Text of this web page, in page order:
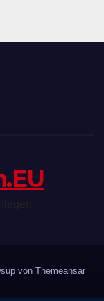
von Themeansar